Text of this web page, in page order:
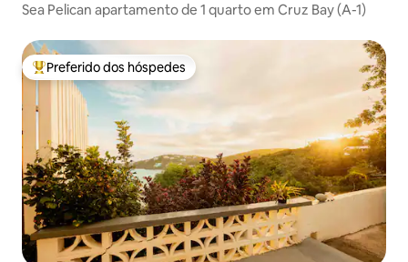
Sea Pelican apartamento de 1 quarto em Cruz Bay (A-1)
Entre os melhores preferidos dos hóspedes
Preferido dos hóspedes